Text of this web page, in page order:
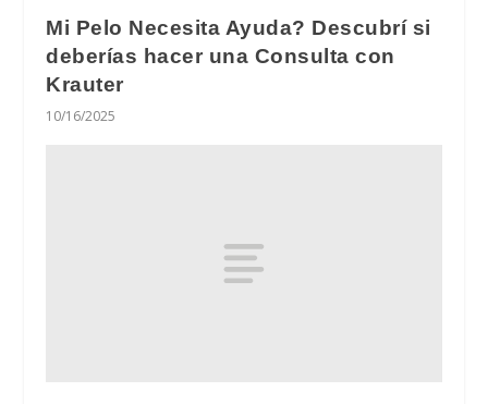
Mi Pelo Necesita Ayuda? Descubrí si
deberías hacer una Consulta con
Krauter
10/16/2025